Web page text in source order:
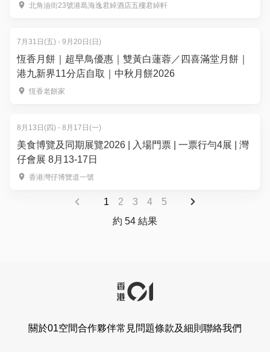
北角油街23號港島海逸君綽酒店五樓君綽軒
7月31日(五) - 9月20日(日)
恆香月餅｜超早鳥優惠｜雙黃白蓮蓉／四喜滿堂月餅｜
港九新界11分店自取｜中秋月餅2026
恆香老餅家
8月13日(四) - 8月17日(一)
美食博覽及同期展覽2026 | 入場門票 | 一票行勻4展 | 灣
仔會展 8月13-17日
香港灣仔博覽道一號
1 2 3 4
5
約 54 結果
關於01空間合作夥伴常見問題條款及細則 聯絡我們